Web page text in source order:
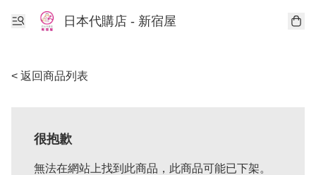
日本代購店 - 新宿屋
< 返回商品列表
很抱歉
無法在網站上找到此商品，此商品可能已下架。